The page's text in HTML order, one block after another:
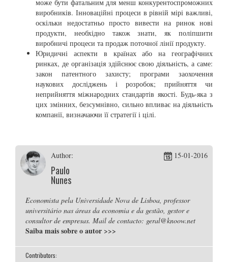
може бути фатальним для менш конкурентоспроможних
виробників. Інноваційні процеси в рівній мірі важливі,
оскільки недостатньо просто вивести на ринок нові
продукти, необхідно також знати, як поліпшити
виробничі процеси та продаж поточної лінії продукту.
Юридичні аспекти в країнах або на географічних
ринках, де організація здійснює свою діяльність, а саме:
закон патентного захисту; програми заохочення
наукових досліджень і розробок; прийняття чи
неприйняття міжнародних стандартів якості. Будь-яка з
цих змінних, безсумнівно, сильно впливає на діяльність
компанії, визначаючи її стратегії і цілі.
Author:
Paulo
Nunes
15-01-2016
Economista pela Universidade Nova de Lisboa, professor
universitário nas áreas da economia e da gestão, gestor e
consultor de empresas. Mail de contacto: geral@knoow.net
Saiba mais sobre o autor >>>
Contributors: